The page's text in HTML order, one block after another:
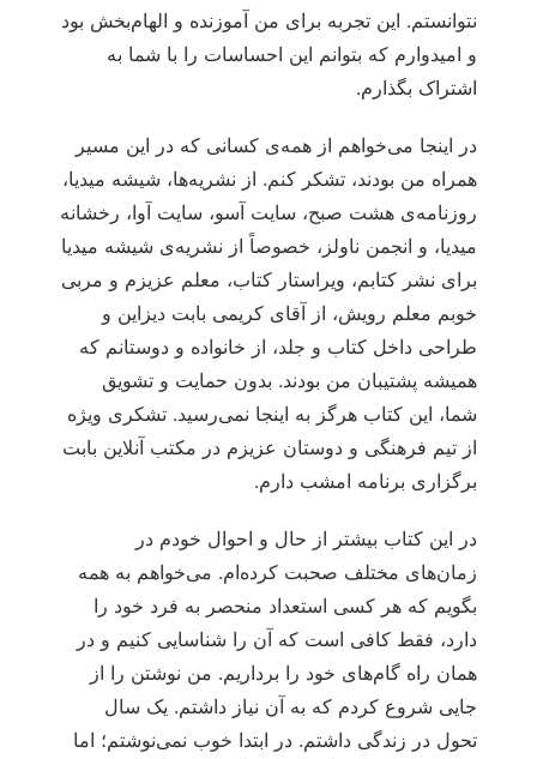
نتوانستم. این تجربه برای من آموزنده و الهام‌بخش بود
و امیدوارم که بتوانم این احساسات را با شما به
اشتراک بگذارم.
در اینجا می‌خواهم از همه‌ی کسانی که در این مسیر
همراه من بودند، تشکر کنم. از نشریه‌ها، شیشه میدیا،
روزنامه‌ی هشت صبح، سایت آسو، سایت آوا، رخشانه
میدیا، و انجمن ناولز، خصوصاً از نشریه‌ی شیشه میدیا
برای نشر کتابم، ویراستار کتاب، معلم عزیزم و مربی
خوبم معلم رویش، از آقای کریمی بابت دیزاین و
طراحی داخل کتاب و جلد، از خانواده و دوستانم که
همیشه پشتیبان من بودند. بدون حمایت و تشویق
شما، این کتاب هرگز به اینجا نمی‌رسید. تشکری ویژه
از تیم فرهنگی و دوستان عزیزم در مکتب آنلاین بابت
برگزاری برنامه امشب دارم.
در این کتاب بیشتر از حال و احوال خودم در
زمان‌های مختلف صحبت کرده‌ام. می‌خواهم به همه
بگویم که هر کسی استعداد منحصر به فرد خود را
دارد، فقط کافی است که آن را شناسایی کنیم و در
همان راه گام‌های خود را برداریم. من نوشتن را از
جایی شروع کردم که به آن نیاز داشتم. یک سال
تحول در زندگی داشتم. در ابتدا خوب نمی‌نوشتم؛ اما